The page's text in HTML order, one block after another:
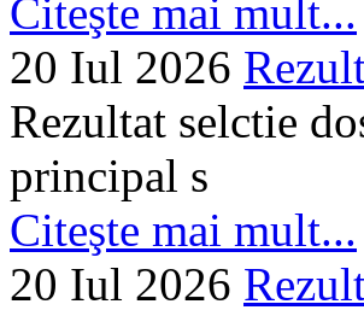
Citeşte mai mult...
20 Iul 2026
Rezultat selctie
principal s
Citeşte mai mult...
20 Iul 2026